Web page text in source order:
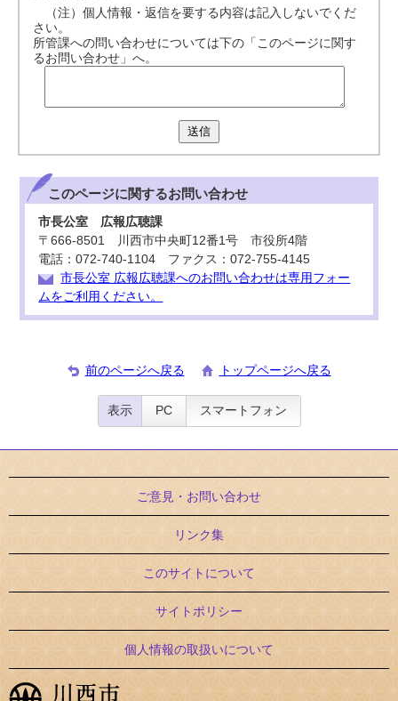
（注）個人情報・返信を要する内容は記入しないでくだ
さい。
所管課への問い合わせについては下の「このページに関す
るお問い合わせ」へ。
送信
このページに関するお問い合わせ
市長公室 広報広聴課
〒666-8501 川西市中央町12番1号 市役所4階
電話：072-740-1104 ファクス：072-755-4145
市長公室 広報広聴課へのお問い合わせは専用フォー
ムをご利用ください。
前のページへ戻る トップページへ戻る
表示 PC スマートフォン
ご意見・お問い合わせ
リンク集
このサイトについて
サイトポリシー
個人情報の取扱いについて